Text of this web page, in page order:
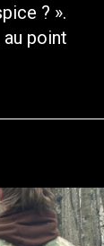
? ».
point